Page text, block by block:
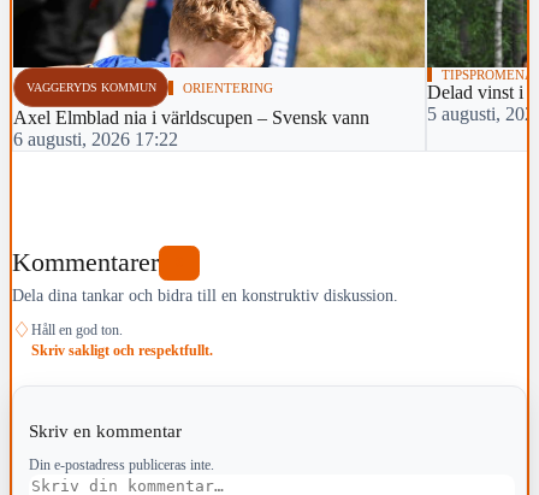
VAGGERYDS KOMMUN ORIENTERING
Axel Elmblad nia i världscupen – Svensk vann
6 augusti, 2026 17:22
Delad vinst i
5 augusti,
Kommentarer
Dela dina tankar och bidra till en konstruktiv diskussion.
♢ Håll en god ton.
Skriv sakligt och respektfullt.
Skriv en kommentar
Din e-postadress publiceras inte.
Kommentar